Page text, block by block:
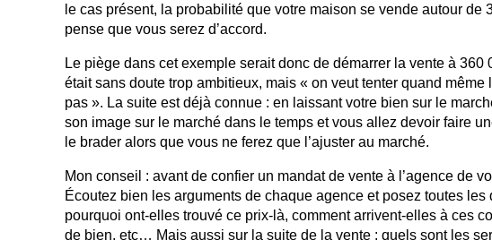
le cas présent, la probabilité que votre maison se vende autour
pense que vous serez d’accord.
Le piège dans cet exemple serait donc de démarrer la vente à
était sans doute trop ambitieux, mais « on veut tenter quand
pas ». La suite est déjà connue : en laissant votre bien sur le
son image sur le marché dans le temps et vous allez devoir faire
le brader alors que vous ne ferez que l’ajuster au marché.
Mon conseil : avant de confier un mandat de vente à l’agence de
Écoutez bien les arguments de chaque agence et posez toutes
pourquoi ont-elles trouvé ce prix-là, comment arrivent-elles à ces
de bien, etc… Mais aussi sur la suite de la vente : quels sont les